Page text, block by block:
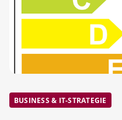
BUSINESS & IT-STRATEGIE